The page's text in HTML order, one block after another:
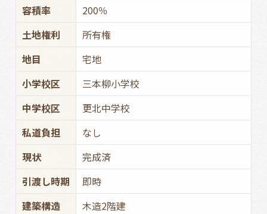
容積率
200％
土地権利
所有権
地目
宅地
小学校区
三本柳小学校
中学校区
更北中学校
私道負担
なし
現状
完成済
引渡し時期
即時
建築構造
木造2階建